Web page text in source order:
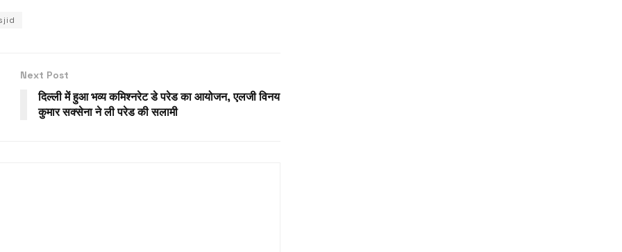
Next Post
दिल्ली में हुआ भव्य कमिश्नरेट डे परेड का आयोजन, एलजी विनय
कुमार सक्सेना ने ली परेड की सलामी